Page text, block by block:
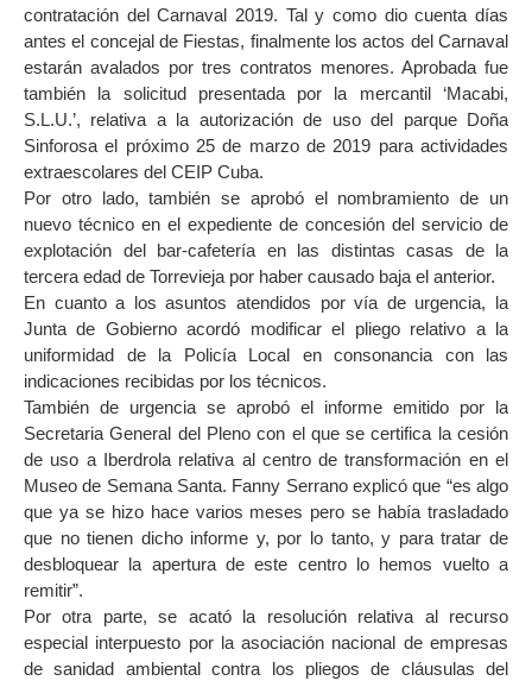
contratación del Carnaval 2019. Tal y como dio cuenta días
antes el concejal de Fiestas, finalmente los actos del Carnaval
estarán avalados por tres contratos menores. Aprobada fue
también la solicitud presentada por la mercantil ‘Macabi,
S.L.U.’, relativa a la autorización de uso del parque Doña
Sinforosa el próximo 25 de marzo de 2019 para actividades
extraescolares del CEIP Cuba.
Por otro lado, también se aprobó el nombramiento de un
nuevo técnico en el expediente de concesión del servicio de
explotación del bar-cafetería en las distintas casas de la
tercera edad de Torrevieja por haber causado baja el anterior.
En cuanto a los asuntos atendidos por vía de urgencia, la
Junta de Gobierno acordó modificar el pliego relativo a la
uniformidad de la Policía Local en consonancia con las
indicaciones recibidas por los técnicos.
También de urgencia se aprobó el informe emitido por la
Secretaria General del Pleno con el que se certifica la cesión
de uso a Iberdrola relativa al centro de transformación en el
Museo de Semana Santa. Fanny Serrano explicó que “es algo
que ya se hizo hace varios meses pero se había trasladado
que no tienen dicho informe y, por lo tanto, y para tratar de
desbloquear la apertura de este centro lo hemos vuelto a
remitir”.
Por otra parte, se acató la resolución relativa al recurso
especial interpuesto por la asociación nacional de empresas
de sanidad ambiental contra los pliegos de cláusulas del